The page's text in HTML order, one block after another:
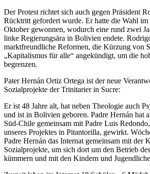
Der Protest richtet sich auch gegen Präsident
Rücktritt gefordert wurde. Er hatte die Wahl im
Oktober gewonnen, wodurch eine rund zwei
linke Regierungsära in Bolivien endete.
marktfreundliche Reformen, die Kürzung von
„Kapitalismus für alle“ angekündigt, um die
begrenzen.
Pater Hernán Ortiz Ortega ist der neue
Sozialprojekte der Trinitarier in Sucre:
Er ist 48 Jahre alt, hat neben Theologie auch
und ist in Bolivien geboren. Padre Hernán hat
Süd-Chile gemeinsam mit Padre Luis
unseres Projektes in Pitantorilla, gewirkt.
Padre Hernán das Internat gemeinsam mit der
Sozialprojekte, um sich dort um den Betrieb
kümmern und mit den Kindern und